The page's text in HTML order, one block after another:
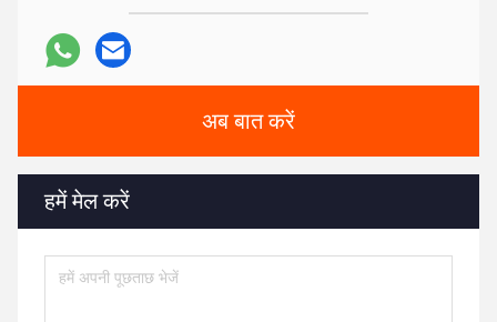
अब बात करें
हमें मेल करें